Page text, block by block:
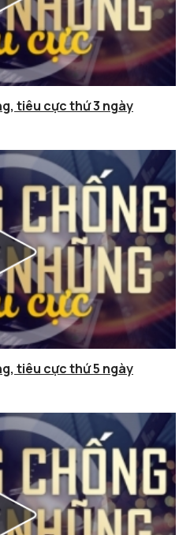
tiêu cực thứ 3 ngày
tiêu cực thứ 5 ngày